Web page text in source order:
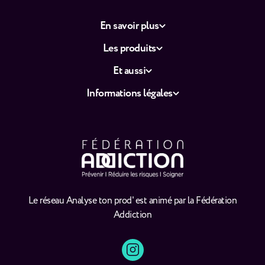
Le réseau Analyse ton prod' est animé par la Fédération
Addiction
En savoir plus
Les produits
Et aussi
Informations légales